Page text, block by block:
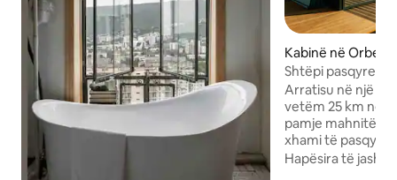
Kabinë në Orbeti
Shtëpi pasqyre -
Arratisu në një
vetëm 25 km nga
pamje mahnitëse
xhami të
përfundimtare
Hapësira të